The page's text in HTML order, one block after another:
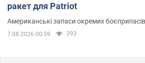
ракет для Patriot
Американські запаси окремих
7.08.2026 00:59 393